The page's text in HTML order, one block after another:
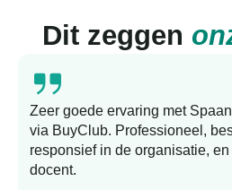
Dit zeggen
Zeer goede ervaring met
via BuyClub. Professioneel,
responsief in de organisatie,
docent.